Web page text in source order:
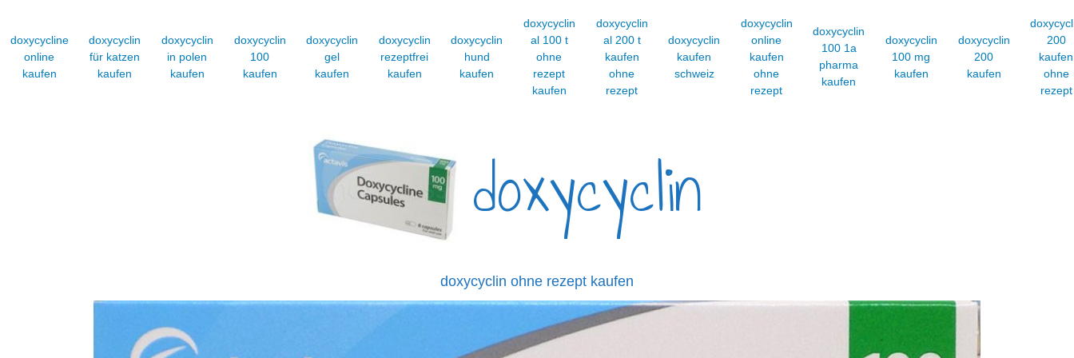
content
doxycycline
online
kaufen
doxycyclin
für katzen
kaufen
doxycyclin
in polen
kaufen
doxycyclin
100
kaufen
doxycyclin
gel
kaufen
doxycyclin
rezeptfrei
kaufen
doxycyclin
hund
kaufen
doxycyclin
al 100 t
ohne
rezept
kaufen
doxycyclin
al 200 t
kaufen
ohne
rezept
doxycyclin
kaufen
schweiz
doxycyclin
online
kaufen
ohne
rezept
doxycyclin
100 1a
pharma
kaufen
doxycyclin
100 mg
kaufen
doxycyclin
200
kaufen
200
kaufen
ohne
rezept
doxycyclin
doxycyclin ohne rezept kaufen